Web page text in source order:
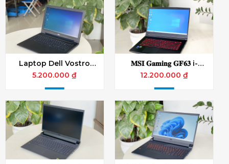
Laptop Dell Vostro
3549 (i5-5200U, 8G,
128G, VGA GeForce
820M- 2g, 15.6IN HD)
5.200.000 ₫
𝐌𝐒𝐈 𝐆𝐚𝐦𝐢𝐧𝐠 𝐆𝐅𝟔𝟑 i-
10500h ram 8gb ssd
512gb gtx 1650 4gb
12.200.000 ₫